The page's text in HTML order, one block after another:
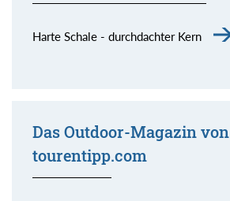
Harte Schale - durchdachter Kern
Das Outdoor-Magazin von
tourentipp.com